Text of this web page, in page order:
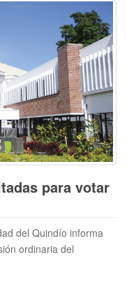
para votar
del Quindío informa
ordinaria del